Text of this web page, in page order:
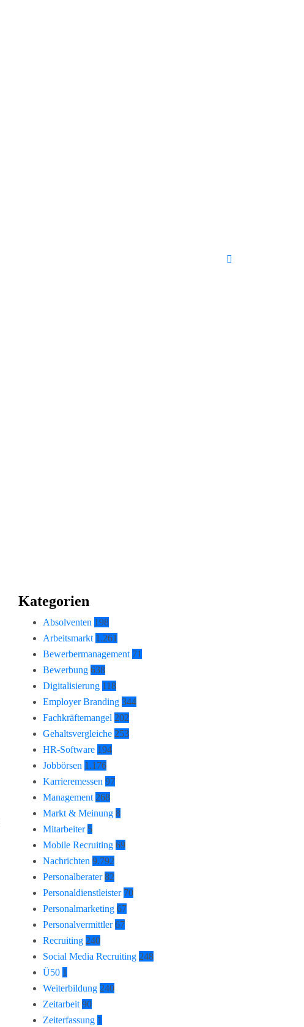
Kategorien
Absolventen 198
Arbeitsmarkt 1.261
Bewerbermanagement 71
Bewerbung 638
Digitalisierung 118
Employer Branding 344
Fachkräftemangel 202
Gehaltsvergleiche 253
HR-Software 194
Jobbörsen 1.176
Karrieremessen 97
Management 268
Markt & Meinung 8
Mitarbeiter 5
Mobile Recruiting 69
Nachrichten 9.792
Personalberater 82
Personaldienstleister 70
Personalmarketing 67
Personalvermittler 67
Recruiting 240
Social Media Recruiting 248
Ü50 1
Weiterbildung 240
Zeitarbeit 90
Zeiterfassung 1